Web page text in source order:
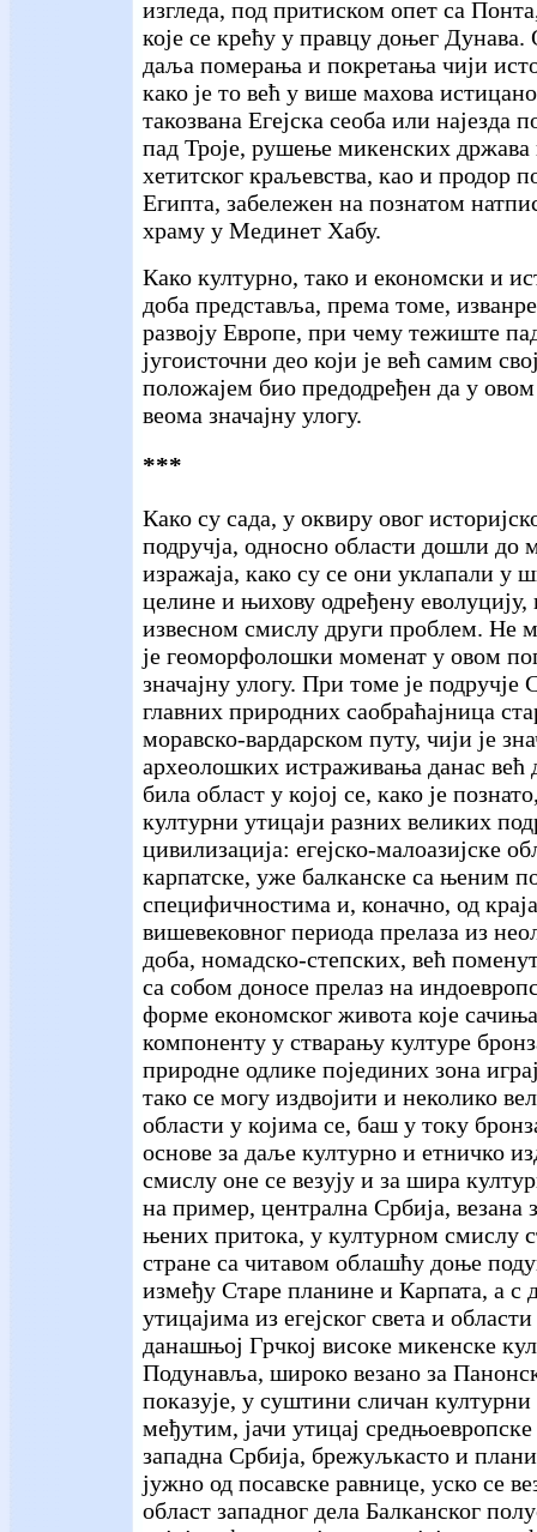
изгледа, под притиском опет са
које се крећу у правцу доњег Дунава.
даља померања и покретања чији
како је то већ у више махова
такозвана Егејска сеоба или најезда
пад Троје, рушење микенских држава
хетитског краљевства, као и продор
Египта, забележен на познатом
храму у Мединет Хабу.
Како културно, тако и економски и
доба представља, према томе,
развоју Европе, при чему тежиште
југоисточни део који је већ самим
положајем био предодређен да у
веома значајну улогу.
***
Како су сада, у оквиру овог
подручја, односно области дошли до
изражаја, како су се они уклапали у
целине и њихову одређену еволуцију,
извесном смислу други проблем. Не
је геоморфолошки моменат у овом
значајну улогу. При томе је подручје
главних природних саобраћајница
моравско-вардарском путу, чији је
археолошких истраживања данас већ
била област у којој се, како је
културни утицаји разних великих
цивилизација: егејско-малоазијске
карпатске, уже балканске са њеним
специфичностима и, коначно, од
вишевековног периода прелаза из
доба, номадско-степских, већ
са собом доносе прелаз на
форме економског живота које
компоненту у стварању културе
природне одлике појединих зона
тако се могу издвојити и неколико
области у којима се, баш у току
основе за даље културно и етничко
смислу оне се везују и за шира
на пример, централна Србија, везана
њених притока, у културном смислу
стране са читавом облашћу доње
између Старе планине и Карпата, а с
утицајима из егејског света и
данашњој Грчкој високе микенске
Подунавља, широко везано за
показује, у суштини сличан културни
међутим, јачи утицај
западна Србија, брежуљкасто и
јужно од посавске равнице, уско се
област западног дела Балканског